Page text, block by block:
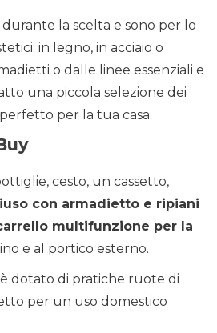
la scelta e sono per lo
in legno, in acciaio o
o dalle linee essenziali e
una piccola selezione dei
per la tua casa.
cesto, un cassetto,
con armadietto e ripiani
multifunzione per la
e al portico esterno.
dotato di pratiche ruote di
per un uso domestico